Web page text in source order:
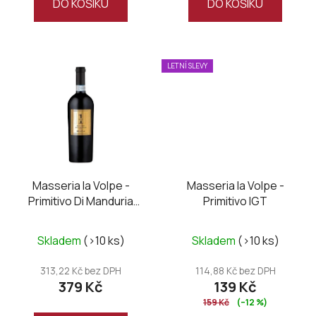
DO KOŠÍKU DO KOŠÍKU
Masseria la Volpe -
Primitivo Di Manduria
hodnocení
produktu
je
Skladem (>10 ks)
313,22 Kč bez DPH
379 Kč
LETNÍ SLEVY
Masseria la Volpe -
Primitivo IGT
Skladem (>10 ks)
114,88 Kč bez DPH
139 Kč
159 Kč (–12 %)